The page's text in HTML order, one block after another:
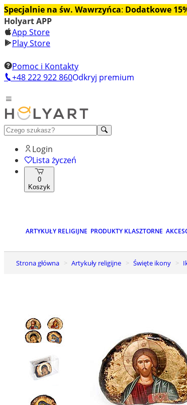
Specjalnie na św. Wawrzyńca: Dodatkowe
Holyart APP
App Store
Play Store
Pomoc i Kontakty
+48 222 922 860Odkryj premium
Login
Lista życzeń
0
Koszyk
ARTYKUŁY RELIGIJNE PRODUKTY KLASZTORNE
Strona główna Artykuły religijne Święte ikony